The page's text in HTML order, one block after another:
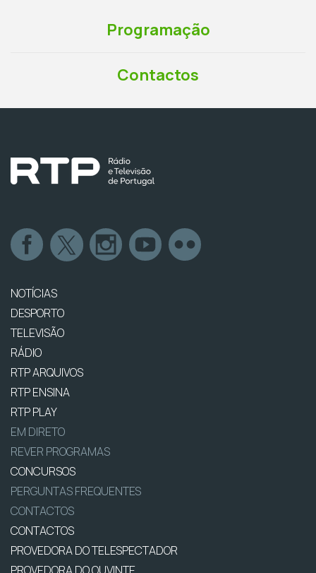
Programação
Contactos
NOTÍCIAS
DESPORTO
TELEVISÃO
RÁDIO
RTP ARQUIVOS
RTP ENSINA
RTP PLAY
EM DIRETO
REVER PROGRAMAS
CONCURSOS
PERGUNTAS FREQUENTES
CONTACTOS
CONTACTOS
PROVEDORA DO TELESPECTADOR